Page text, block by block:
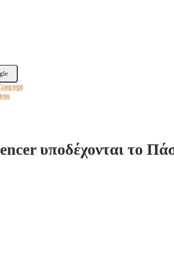
υποδέχονται το